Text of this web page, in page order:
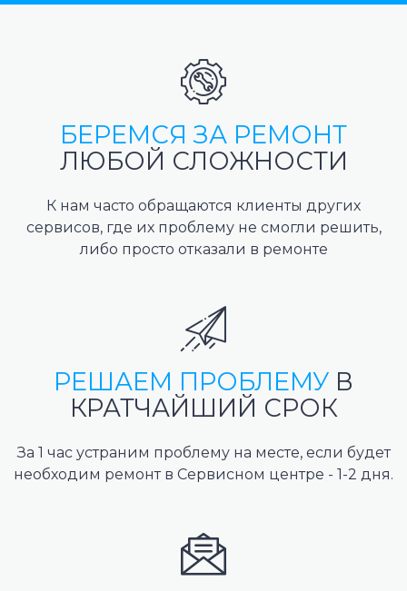
БЕРЕМСЯ ЗА РЕМОНТ
ЛЮБОЙ СЛОЖНОСТИ
К нам часто обращаются клиенты других
сервисов, где их проблему не смогли решить,
либо просто отказали в ремонте
РЕШАЕМ ПРОБЛЕМУ В
КРАТЧАЙШИЙ СРОК
За 1 час устраним проблему на месте, если будет
необходим ремонт в Сервисном центре - 1-2 дня.